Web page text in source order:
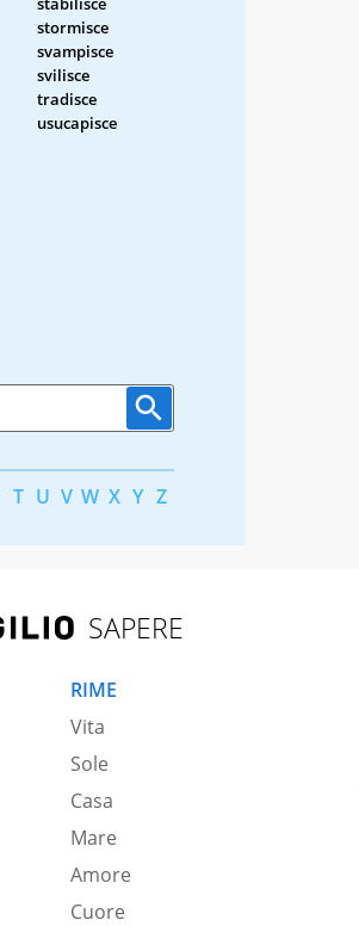
stormisce
svampisce
svilisce
tradisce
usucapisce
T U V W X Y Z
SAPERE
RIME
Vita
Sole
Casa
Mare
Amore
Cuore